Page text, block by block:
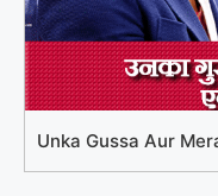
Unka Gussa Aur